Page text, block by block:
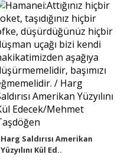
Harg Saldırısı Amerikan
Yüzyılını Kül Ed..